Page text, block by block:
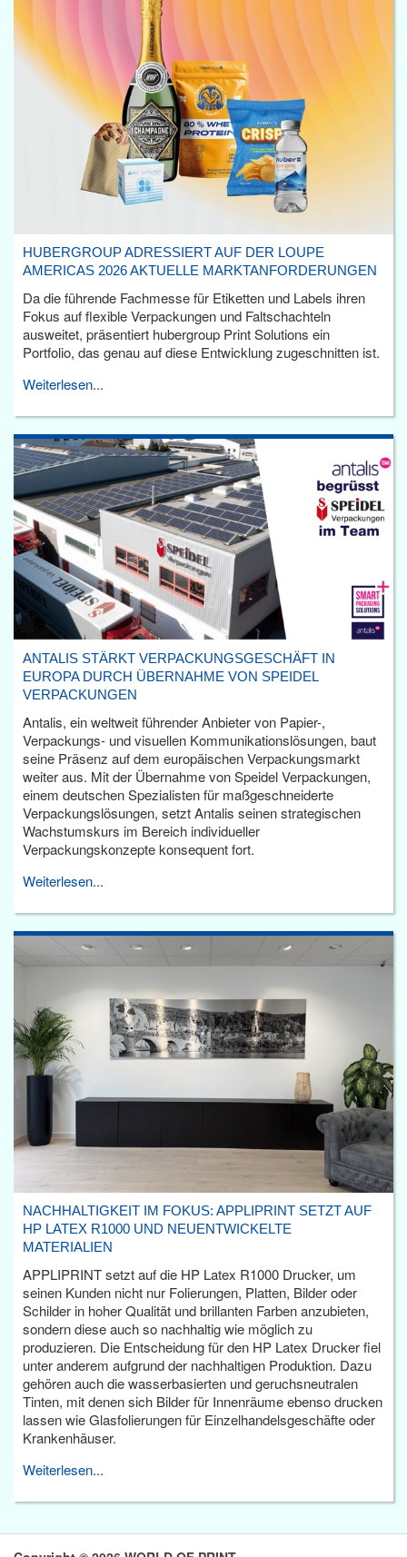
HUBERGROUP ADRESSIERT AUF DER LOUPE
AMERICAS 2026 AKTUELLE MARKTANFORDERUNGEN
Da die führende Fachmesse für Etiketten und Labels ihren
Fokus auf flexible Verpackungen und Faltschachteln
ausweitet, präsentiert hubergroup Print Solutions ein
Portfolio, das genau auf diese Entwicklung zugeschnitten ist.
Weiterlesen...
ANTALIS STÄRKT VERPACKUNGSGESCHÄFT IN
EUROPA DURCH ÜBERNAHME VON SPEIDEL
VERPACKUNGEN
Antalis, ein weltweit führender Anbieter von Papier-,
Verpackungs- und visuellen Kommunikationslösungen, baut
seine Präsenz auf dem europäischen Verpackungsmarkt
weiter aus. Mit der Übernahme von Speidel Verpackungen,
einem deutschen Spezialisten für maßgeschneiderte
Verpackungslösungen, setzt Antalis seinen strategischen
Wachstumskurs im Bereich individueller
Verpackungskonzepte konsequent fort.
Weiterlesen...
NACHHALTIGKEIT IM FOKUS: APPLIPRINT SETZT AUF
HP LATEX R1000 UND NEUENTWICKELTE
MATERIALIEN
APPLIPRINT setzt auf die HP Latex R1000 Drucker, um
seinen Kunden nicht nur Folierungen, Platten, Bilder oder
Schilder in hoher Qualität und brillanten Farben anzubieten,
sondern diese auch so nachhaltig wie möglich zu
produzieren. Die Entscheidung für den HP Latex Drucker fiel
unter anderem aufgrund der nachhaltigen Produktion. Dazu
gehören auch die wasserbasierten und geruchsneutralen
Tinten, mit denen sich Bilder für Innenräume ebenso drucken
lassen wie Glasfolierungen für Einzelhandelsgeschäfte oder
Krankenhäuser.
Weiterlesen...